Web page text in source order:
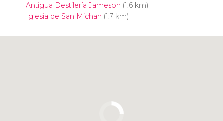
Antigua Destilería Jameson (1.6 km)
Iglesia de San Michan (1.7 km)